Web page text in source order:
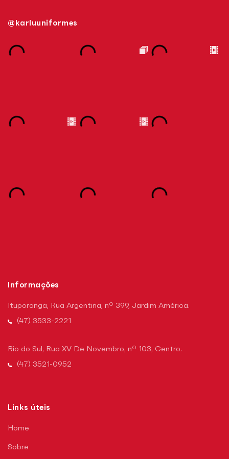
Informações
Ituporanga, Rua Argentina, nº 399, Jardim América.
(47) 3533-2221
Rio do Sul, Rua XV De Novembro, nº 103, Centro.
(47) 3521-0952
Links úteis
Home
Sobre
@karluuniformes